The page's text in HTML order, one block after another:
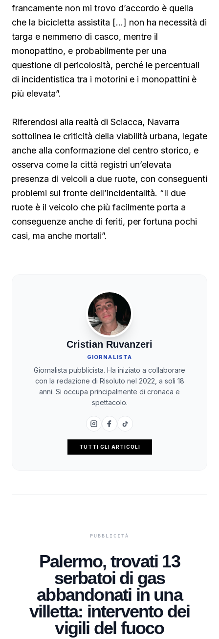
francamente non mi trovo d’accordo è quella
che la bicicletta assistita […] non ha necessità di
targa e nemmeno di casco, mentre il
monopattino, e probabilmente per una
questione di pericolosità, perché le percentuali
di incidentistica tra i motorini e i monopattini è
più elevata”.
Riferendosi alla realtà di Sciacca, Navarra
sottolinea le criticità della viabilità urbana, legate
anche alla conformazione del centro storico, e
osserva come la città registri un’elevata
presenza di veicoli a due ruote, con conseguenti
problemi sul fronte dell’incidentalità. “Il due
ruote è il veicolo che più facilmente porta a
conseguenze anche di feriti, per fortuna pochi
casi, ma anche mortali”.
Cristian Ruvanzeri
GIORNALISTA
Giornalista pubblicista. Ha iniziato a collaborare
con la redazione di Risoluto nel 2022, a soli 18
anni. Si occupa principalmente di cronaca e
spettacolo.
TUTTI GLI ARTICOLI
Palermo, trovati 13
serbatoi di gas
abbandonati in una
villetta: intervento dei
vigili del fuoco